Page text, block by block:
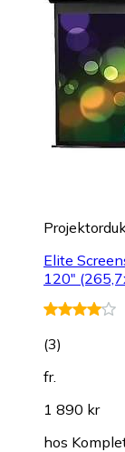
Elite
120"
(3)
fr.
1 890 kr
hos